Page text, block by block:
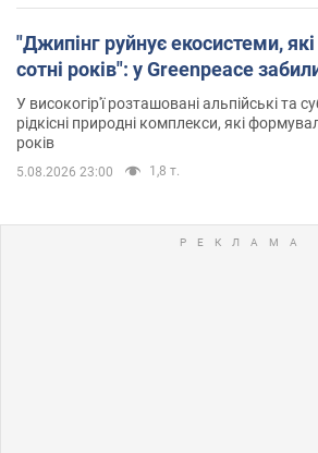
"Джипінг руйнує екосистеми,
сотні років": у Greenpeace
У високогір'ї розташовані альпійські та
рідкісні природні комплекси, які
років
5.08.2026 23:00 1,8 т.